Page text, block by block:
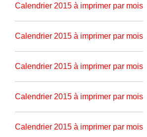
Calendrier 2015 à imprimer par mois
Calendrier 2015 à imprimer par mois
Calendrier 2015 à imprimer par mois
Calendrier 2015 à imprimer par mois
Calendrier 2015 à imprimer par mois